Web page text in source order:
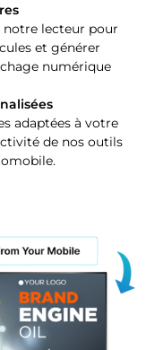
lecteur pour
et générer
numérique
adaptées à votre
de nos outils